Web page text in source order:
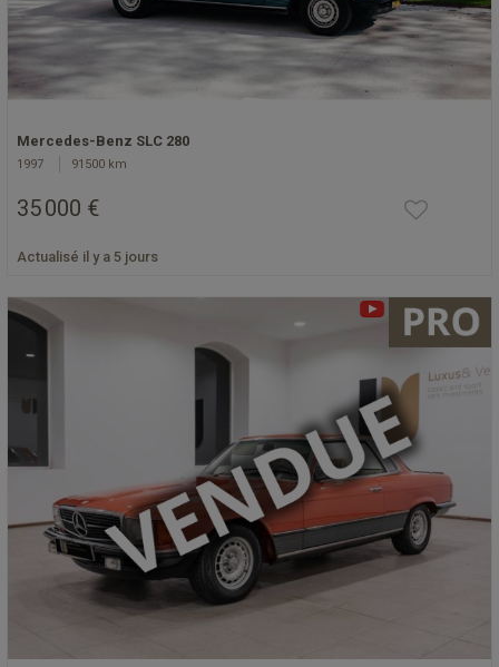
Mercedes-Benz SLC 280
1997 91500 km
35 000 €
Actualisé il y a 5 jours